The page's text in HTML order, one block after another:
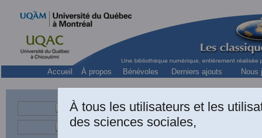
Accueil À propos Bénévoles Derniers ajouts Nous
À tous les utilisateurs et les
des sciences sociales,